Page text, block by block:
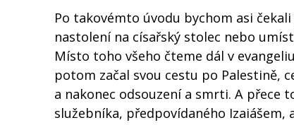
Po takovémto úvodu bychom asi
nastolení na císařský stolec nebo
Místo toho všeho čteme dál v
potom začal svou cestu po Palestině,
a nakonec odsouzení a smrti. A přece
služebníka, předpovídaného Izaiášem,